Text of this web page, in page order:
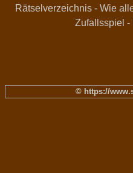
Rätselverzeichnis - Wie
Zufallsspiel -
© https://